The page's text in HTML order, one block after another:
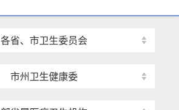
各省、市卫生委员会
市州卫生健康委